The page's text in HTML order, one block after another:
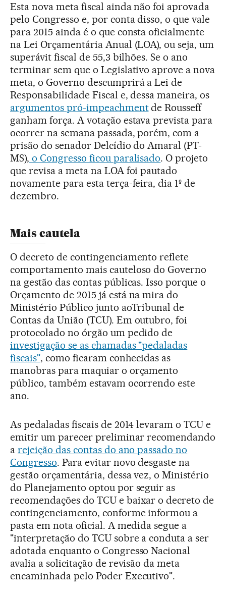
Esta nova meta fiscal ainda não foi aprovada
pelo Congresso e, por conta disso, o que vale
para 2015 ainda é o que consta oficialmente
na Lei Orçamentária Anual (LOA), ou seja, um
superávit fiscal de 55,3 bilhões. Se o ano
terminar sem que o Legislativo aprove a nova
meta, o Governo descumprirá a Lei de
Responsabilidade Fiscal e, dessa maneira, os
argumentos pró-impeachmentde Rousseff
ganham força. A votação estava prevista para
ocorrer na semana passada, porém, com a
prisão do senador Delcídio do Amaral (PT-
MS), o Congresso ficou paralisado. O projeto
que revisa a meta na LOA foi pautado
novamente para esta terça-feira, dia 1º de
dezembro.
Mais cautela
O decreto de contingenciamento reflete
comportamento mais cauteloso do Governo
na gestão das contas públicas. Isso porque o
Orçamento de 2015 já está na mira do
Ministério Público junto aoTribunal de
Contas da União (TCU). Em outubro, foi
protocolado no órgão um pedido de
investigação se as chamadas "pedaladas
fiscais", como ficaram conhecidas as
manobras para maquiar o orçamento
público, também estavam ocorrendo este
ano.
As pedaladas fiscais de 2014 levaram o TCU e
emitir um parecer preliminar recomendando
a rejeição das contas do ano passado no
Congresso. Para evitar novo desgaste na
gestão orçamentária, dessa vez, o Ministério
do Planejamento optou por seguir as
recomendações do TCU e baixar o decreto de
contingenciamento, conforme informou a
pasta em nota oficial. A medida segue a
"interpretação do TCU sobre a conduta a ser
adotada enquanto o Congresso Nacional
avalia a solicitação de revisão da meta
encaminhada pelo Poder Executivo".